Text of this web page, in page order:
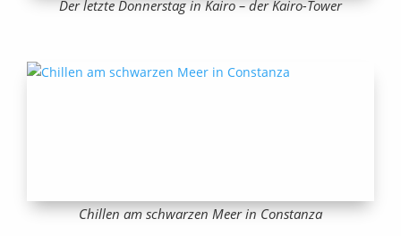
Der letzte Donnerstag in Kairo – der Kairo-Tower
Chillen am schwarzen Meer in Constanza